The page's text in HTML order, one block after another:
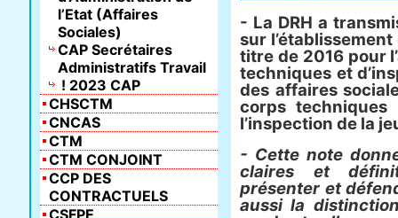
- La DRH a
sur
titre de 2016 pour
techniques et
des affaires
corps
l’inspection de la
- Cette note
claires et
présenter et
aussi la
l’Etat (Affaires
Sociales)
CAP Secrétaires
Administratifs Travail
! 2023 CAP
CHSCTM
CNCAS
CTM
CTM CONJOINT
CCP DES
CONTRACTUELS
CSFPE